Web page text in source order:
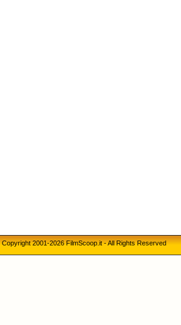
Copyright 2001-2026 FilmScoop.it - All Rights Reserved